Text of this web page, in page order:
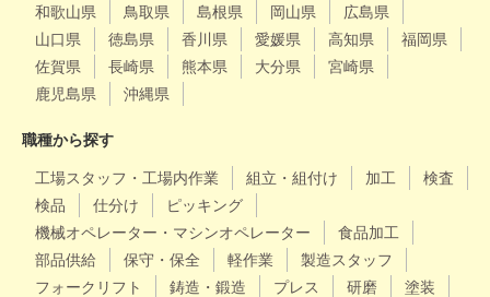
和歌山県
鳥取県 島根県 岡山県
広島県
山口県
徳島県 香川県 愛媛県 高知県
福岡県
佐賀県
長崎県 熊本県 大分県
宮崎県
鹿児島県
沖縄県
職種から探す
工場スタッフ・工場内作業 組立・組付け 加工
検査
検品
仕分け
ピッキング
機械オペレーター・マシンオペレーター
食品加工
部品供給
保守・保全 軽作業
製造スタッフ
フォークリフト
鋳造・鍛造 プレス 研磨
塗装